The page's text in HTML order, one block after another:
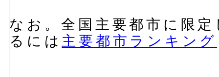
なお。全国主要都市に限
るには 主要都市ランキング